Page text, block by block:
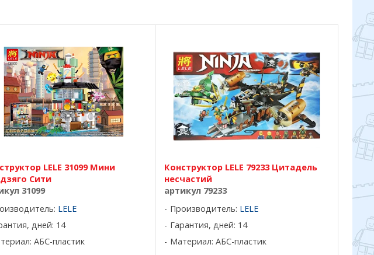
LELE 31099 Мини
Сити
31099
LELE
дней: 14
АБС-пластик
Конструктор LELE 79233 Цитадель
несчастий
артикул 79233
Производитель: LELE
Гарантия, дней: 14
Материал: АБС-пластик